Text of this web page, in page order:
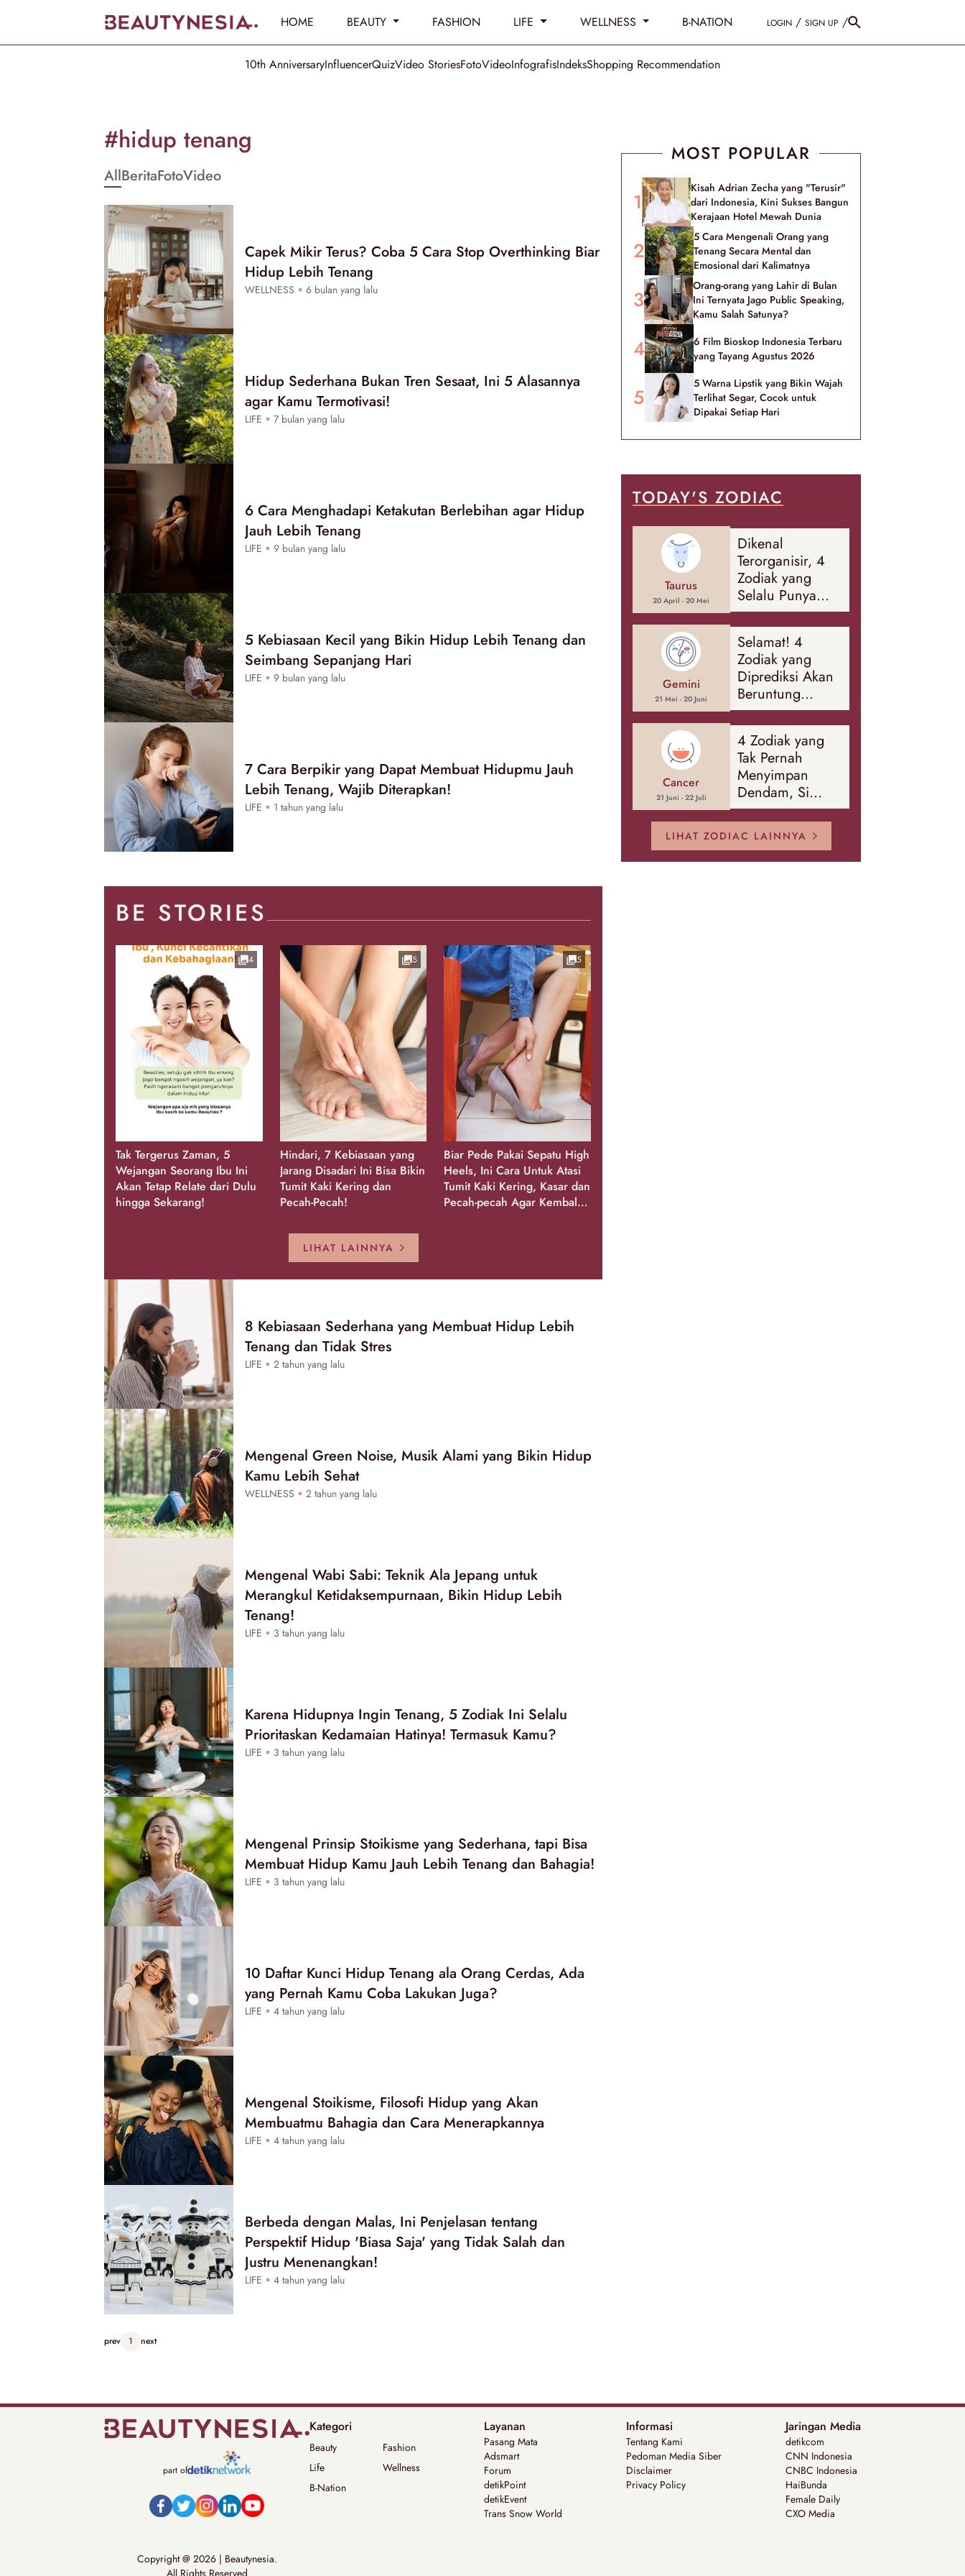
HOME BEAUTY FASHION LIFE WELLNESS B-NATION LOGIN / SIGN UP /
10th AnniversaryInfluencerQuizVideo StoriesFotoVideoInfografisIndeksShopping Recommendation
[GET_DATA_TITLE]
Beautynesia
#hidup tenang
AllBeritaFotoVideo
Capek Mikir Terus? Coba 5 Cara Stop Overthinking Biar
Hidup Lebih Tenang
WELLNESS 6 bulan yang lalu
Hidup Sederhana Bukan Tren Sesaat, Ini 5 Alasannya
agar Kamu Termotivasi!
LIFE 7 bulan yang lalu
6 Cara Menghadapi Ketakutan Berlebihan agar Hidup
Jauh Lebih Tenang
LIFE 9 bulan yang lalu
5 Kebiasaan Kecil yang Bikin Hidup Lebih Tenang dan
Seimbang Sepanjang Hari
LIFE 9 bulan yang lalu
7 Cara Berpikir yang Dapat Membuat Hidupmu Jauh
Lebih Tenang, Wajib Diterapkan!
LIFE 1 tahun yang lalu
BE STORIES
Tak Tergerus Zaman, 5
Wejangan Seorang Ibu Ini
Akan Tetap Relate dari Dulu
hingga Sekarang!
4
Hindari, 7 Kebiasaan yang
Jarang Disadari Ini Bisa Bikin
Tumit Kaki Kering dan
Pecah-Pecah!
5
Biar Pede Pakai Sepatu High
Heels, Ini Cara Untuk Atasi
Tumit Kaki Kering, Kasar dan
Pecah-pecah Agar Kembali
5
LIHAT LAINNYA
8 Kebiasaan Sederhana yang Membuat Hidup Lebih
Tenang dan Tidak Stres
LIFE 2 tahun yang lalu
Mengenal Green Noise, Musik Alami yang Bikin Hidup
Kamu Lebih Sehat
WELLNESS 2 tahun yang lalu
Mengenal Wabi Sabi: Teknik Ala Jepang untuk
Merangkul Ketidaksempurnaan, Bikin Hidup Lebih
Tenang!
LIFE 3 tahun yang lalu
Karena Hidupnya Ingin Tenang, 5 Zodiak Ini Selalu
Prioritaskan Kedamaian Hatinya! Termasuk Kamu?
LIFE 3 tahun yang lalu
Mengenal Prinsip Stoikisme yang Sederhana, tapi Bisa
Membuat Hidup Kamu Jauh Lebih Tenang dan Bahagia!
LIFE 3 tahun yang lalu
10 Daftar Kunci Hidup Tenang ala Orang Cerdas, Ada
yang Pernah Kamu Coba Lakukan Juga?
LIFE 4 tahun yang lalu
Mengenal Stoikisme, Filosofi Hidup yang Akan
Membuatmu Bahagia dan Cara Menerapkannya
LIFE 4 tahun yang lalu
Berbeda dengan Malas, Ini Penjelasan tentang
Perspektif Hidup 'Biasa Saja' yang Tidak Salah dan
Justru Menenangkan!
LIFE 4 tahun yang lalu
prev 1 next
MOST POPULAR
Kisah Adrian Zecha yang "Terusir"
dari Indonesia, Kini Sukses Bangun
Kerajaan Hotel Mewah Dunia
5 Cara Mengenali Orang yang
Tenang Secara Mental dan
Emosional dari Kalimatnya
Orang-orang yang Lahir di Bulan
Ini Ternyata Jago Public Speaking,
Kamu Salah Satunya?
6 Film Bioskop Indonesia Terbaru
yang Tayang Agustus 2026
5 Warna Lipstik yang Bikin Wajah
Terlihat Segar, Cocok untuk
Dipakai Setiap Hari
TODAY'S ZODIAC
Taurus
20 April - 20 Mei
Dikenal
Terorganisir, 4
Zodiak yang
Selalu Punya
Rencana
Cadangan Soal
Banyak Hal
Gemini
21 Mei - 20 Juni
Selamat! 4
Zodiak yang
Diprediksi Akan
Beruntung
Sepanjang
Agustus 2026
Cancer
21 Juni - 22 Juli
4 Zodiak yang
Tak Pernah
Menyimpan
Dendam, Si
Paling Mudah
Memaafkan!
LIHAT ZODIAC LAINNYA
part of
Copyright @ 2026 | Beautynesia.
All Rights Reserved
Kategori
Beauty
Fashion
Life
Wellness
B-Nation
Layanan
Pasang Mata
Adsmart
Forum
detikPoint
detikEvent
Trans Snow World
Informasi
Tentang Kami
Pedoman Media Siber
Disclaimer
Privacy Policy
Jaringan Media
detikcom
CNN Indonesia
CNBC Indonesia
HaiBunda
Female Daily
CXO Media